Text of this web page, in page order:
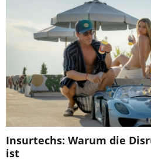
Insurtechs: Warum die
ist